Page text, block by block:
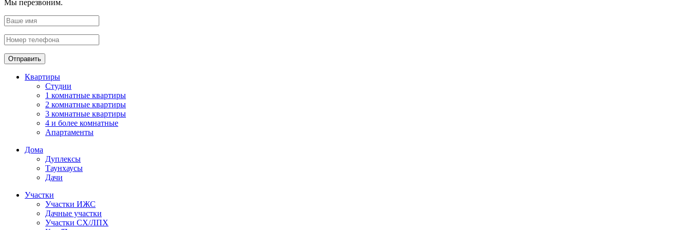
Мы перезвоним.
Отправить
Квартиры
Студии
1 комнатные квартиры
2 комнатные квартиры
3 комнатные квартиры
4 и более комнатные
Апартаменты
Дома
Дуплексы
Таунхаусы
Дачи
Участки
Участки ИЖС
Дачные участки
Участки СХ/ЛПХ